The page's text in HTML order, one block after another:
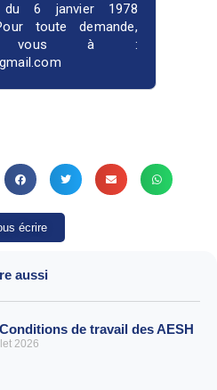
6 janvier 1978
toute demande,
vous à :
écrire
aussi
de travail des AESH
2026